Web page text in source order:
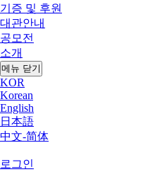
기증 및 후원
대관안내
공모전
소개
메뉴 닫기
KOR
Korean
English
日本語
中文-简体
로그인